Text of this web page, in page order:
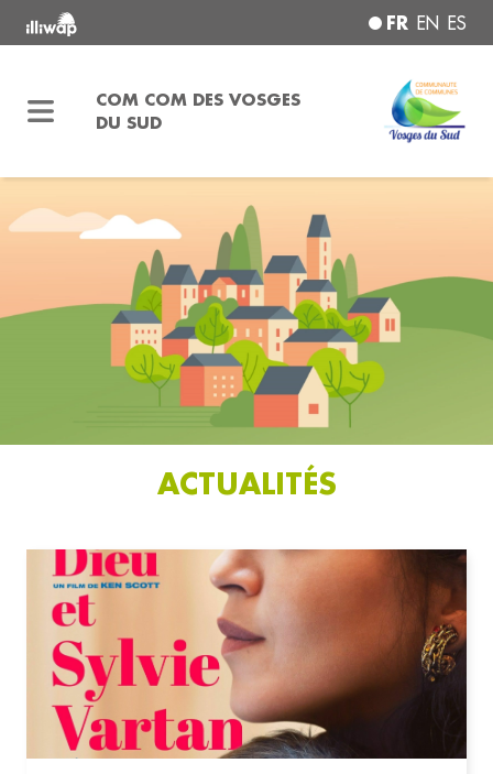
FR EN ES
COM COM DES VOSGES
DU SUD
ACTUALITÉS